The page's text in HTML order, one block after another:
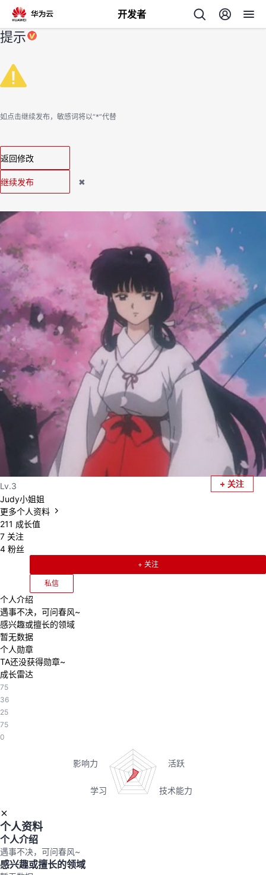
开发者
返
人
我
发
博
客
的
论
我
的
子
我
直
的
动
我
关
我
的
开
者
学
堂
验
收
藏
我
的
Programs
我
支
持
我
议
提示
如点击继续发布，敏感词将以“*”代替
返回修改
继续发布 ✖
Lv.3
Judy小姐姐
更多个人资料
211 成长值
7 关注
4 粉丝
+ 关注
私信
个人介绍
遇事不决，可问春风~
感兴趣或擅长的领域
暂无数据
个人勋章
TA还没获得勋章~
成长雷达
75
36
25
75
0
个人资料
个人介绍
遇事不决，可问春风~
感兴趣或擅长的领域
+ 关注
+ 关注
+ 关注
+ 关注
+ 关注
+ 关注
+ 关注